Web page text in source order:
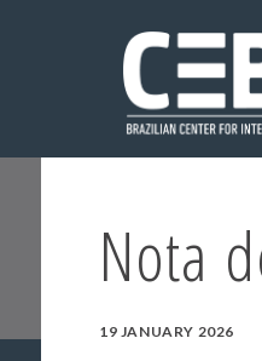
Nota
19 JANUARY 2026